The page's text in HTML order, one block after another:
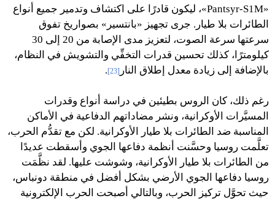
«Pantsyr-S1M»، ليكون قادرًا على اكتشاف وتدمير جميع أنواع
الطائرات بلا طيار. جرى تجهيز «بانتسير» بصواريخ تفوق
سرعتها سرعة الصوت، لتعزيز مدى الإصابة من 20 إلى 30
كيلومترًا، كذلك تحسين قدرات التخفِّي والتشويش في النظام،
بالإضافة إلى زيادة معدل إطلاق النار [23]
.
رغم ذلك، كان الروس بطيئين في دراسة أنواع وقدرات
المسيَّرات الأوكرانية، ونشر مضاداتهم الدفاعية في الأماكن
المناسبة ضد الطائرات بلا طيار الأوكرانية. لكن مع تقدُّم الحرب،
تعلَّمت روسيا وحسَّنت أنظمة دفاعها الجوي وأسقطت عديدًا
من الطائرات بلا طيار الأوكرانية، وشوشت عليها. لقد نظَّمَت
روسيا دفاعها الجوي الأرضي بشكل أفضل في منطقة دونباس،
حيث تحوَّل تركيز الحرب، وبالتالي أصبحت الحرب الإلكترونية